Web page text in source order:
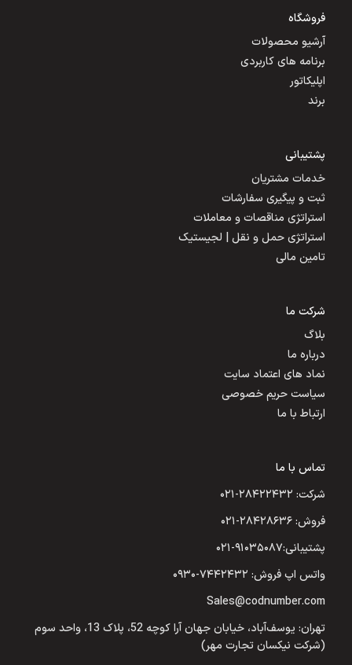
فروشگاه
آرشیو محصولات
برنامه های کاربردی
اپلیکاتور
برند
پشتیبانی
خدمات مشتریان
ثبت و پیگیری سفارشات
استراتژی مناقصات و معاملات
استراتژی حمل و نقل | لجیستیک
تامین مالی
شرکت ما
بلاگ
درباره ما
نماد های اعتماد سایت
سیاست حریم خصوصی
ارتباط با ما
تماس با ما
شرکت: ۲۸۴۲۲۴۳۲-۰۲۱
فروش: ۲۸۴۲۸۶۳۶-۰۲۱
پشتیبانی:۹۱۰۳۵۰۸۷-۰۲۱
واتس اپ فروش: ۷۴۴۲۴۳۲-۰۹۳۰
Sales@codnumber.com
تهران: یوسف‌آباد، خیابان جهان آرا کوچه 52، پلاک 13، واحد سوم
(شرکت نیکسان تجارت مهر)